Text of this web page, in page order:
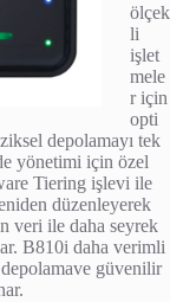
ölçek
li
işlet
mele
r için
opti
depolamayı tek
yönetimi için özel
Tiering işlevi ile
düzenleyerek
veri ile daha seyrek
B810i daha verimli
depolamave güvenilir